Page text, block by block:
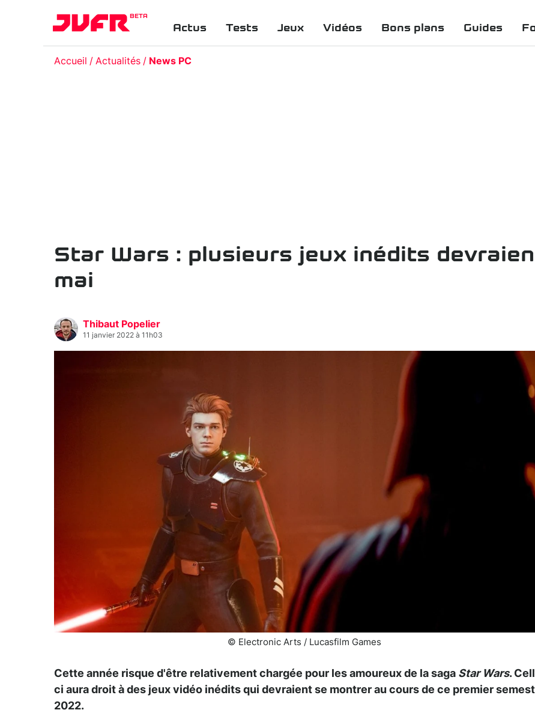
BETA
Actus Tests Jeux Vidéos Bons plans Guides
Accueil Actualités News PC
Star Wars : plusieurs jeux inédits
mai
Thibaut Popelier
11 janvier 2022 à 11h03
© Electronic Arts / Lucasfilm Games
Cette année risque d'être relativement chargée pour les amoureux de la saga Star Wars.
ci aura droit à des jeux vidéo inédits qui devraient se montrer au cours de ce premier
2022.